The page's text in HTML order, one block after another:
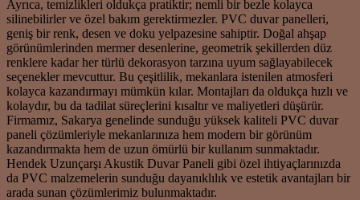
Ayrıca, temizlikleri oldukça pratiktir; nemli bir bezle kolayca
silinebilirler ve özel bakım gerektirmezler. PVC duvar panelleri,
geniş bir renk, desen ve doku yelpazesine sahiptir. Doğal ahşap
görünümlerinden mermer desenlerine, geometrik şekillerden düz
renklere kadar her türlü dekorasyon tarzına uyum sağlayabilecek
seçenekler mevcuttur. Bu çeşitlilik, mekanlara istenilen atmosferi
kolayca kazandırmayı mümkün kılar. Montajları da oldukça hızlı ve
kolaydır, bu da tadilat süreçlerini kısaltır ve maliyetleri düşürür.
Firmamız, Sakarya genelinde sunduğu yüksek kaliteli PVC duvar
paneli çözümleriyle mekanlarınıza hem modern bir görünüm
kazandırmakta hem de uzun ömürlü bir kullanım sunmaktadır.
Hendek Uzunçarşı Akustik Duvar Paneli gibi özel ihtiyaçlarınızda
da PVC malzemelerin sunduğu dayanıklılık ve estetik avantajları bir
arada sunan çözümlerimiz bulunmaktadır.